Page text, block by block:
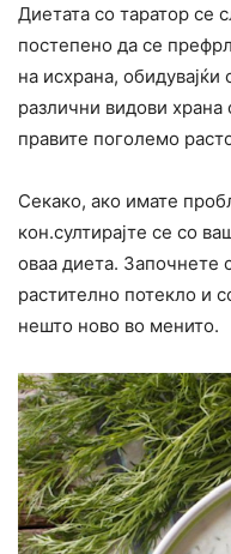
Диетата со таратор се
постепено да се
на исхрана,
различни видови
правите поголемо
Секако, ако имате
кон.султирајте се со
оваа диeта. Започнете
растително потекло и
нешто ново во менито.